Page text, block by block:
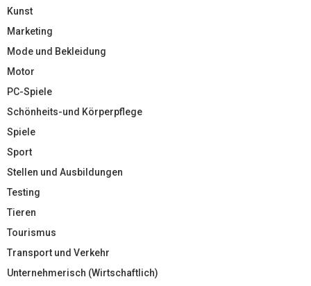
Kunst
Marketing
Mode und Bekleidung
Motor
PC-Spiele
Schönheits-und Körperpflege
Spiele
Sport
Stellen und Ausbildungen
Testing
Tieren
Tourismus
Transport und Verkehr
Unternehmerisch (Wirtschaftlich)